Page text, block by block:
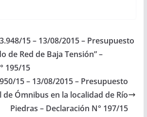
de
15 – 13/08/2015 – Presupuesto
de Red de Baja Tensión” –
195/15
15 – 13/08/2015 – Presupuesto
de Ómnibus en la localidad de Río
Piedras – Declaración N° 197/15